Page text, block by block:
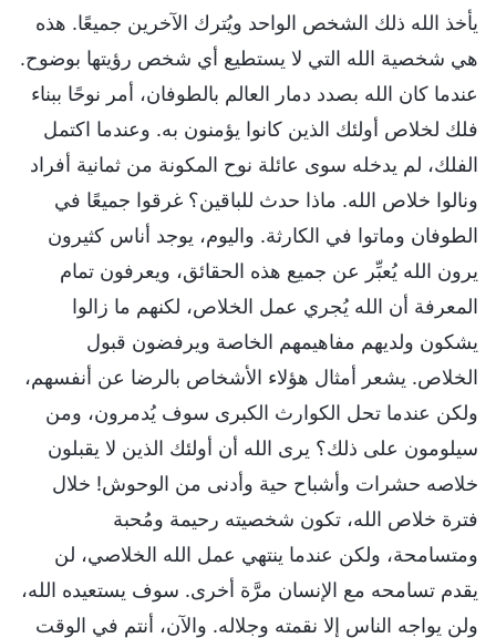
يأخذ الله ذلك الشخص الواحد ويُترك الآخرين جميعًا. هذه
هي شخصية الله التي لا يستطيع أي شخص رؤيتها بوضوح.
عندما كان الله بصدد دمار العالم بالطوفان، أمر نوحًا ببناء
فلك لخلاص أولئك الذين كانوا يؤمنون به. وعندما اكتمل
الفلك، لم يدخله سوى عائلة نوح المكونة من ثمانية أفراد
ونالوا خلاص الله. ماذا حدث للباقين؟ غرقوا جميعًا في
الطوفان وماتوا في الكارثة. واليوم، يوجد أناس كثيرون
يرون الله يُعبِّر عن جميع هذه الحقائق، ويعرفون تمام
المعرفة أن الله يُجري عمل الخلاص، لكنهم ما زالوا
يشكون ولديهم مفاهيمهم الخاصة ويرفضون قبول
الخلاص. يشعر أمثال هؤلاء الأشخاص بالرضا عن أنفسهم،
ولكن عندما تحل الكوارث الكبرى سوف يُدمرون، ومن
سيلومون على ذلك؟ يرى الله أن أولئك الذين لا يقبلون
خلاصه حشرات وأشباح حية وأدنى من الوحوش! خلال
فترة خلاص الله، تكون شخصيته رحيمة ومُحبة
ومتسامحة، ولكن عندما ينتهي عمل الله الخلاصي، لن
يقدم تسامحه مع الإنسان مرَّة أخرى. سوف يستعيده الله،
ولن يواجه الناس إلا نقمته وجلاله. والآن، أنتم في الوقت